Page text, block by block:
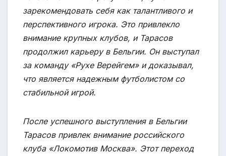
зарекомендовать себя как талантливого и
перспективного игрока. Это привлекло
внимание крупных клубов, и Тарасов
продолжил карьеру в Бельгии. Он выступал
за команду «Рухе Верейгем» и доказывал,
что является надежным футболистом со
стабильной игрой.
После успешного выступления в Бельгии
Тарасов привлек внимание российского
клуба «Локомотив Москва». Этот переход